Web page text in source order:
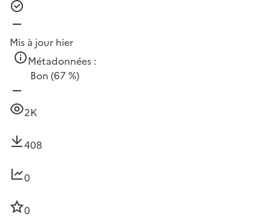
Mis à jour hier
Métadonnées :
Bon (67 %)
2K
408
0
0